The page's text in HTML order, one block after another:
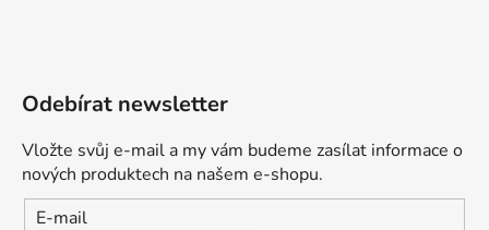
Odebírat newsletter
Vložte svůj e-mail a my vám budeme zasílat informace o
nových produktech na našem e-shopu.
E-mail